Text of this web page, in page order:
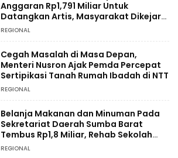
Anggaran Rp1,791 Miliar Untuk
Datangkan Artis, Masyarakat Dikejar
Pajak
REGIONAL
Cegah Masalah di Masa Depan,
Menteri Nusron Ajak Pemda Percepat
Sertipikasi Tanah Rumah Ibadah di NTT
REGIONAL
Belanja Makanan dan Minuman Pada
Sekretariat Daerah Sumba Barat
Tembus Rp1,8 Miliar, Rehab Sekolah
Hanya Rp234 Juta
REGIONAL